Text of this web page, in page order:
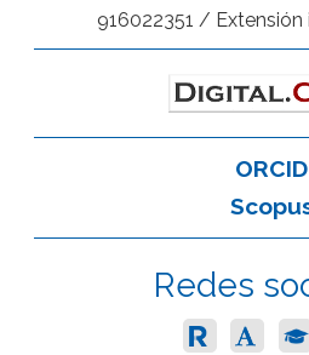
916022351 / Extensión
ORCID
Redes